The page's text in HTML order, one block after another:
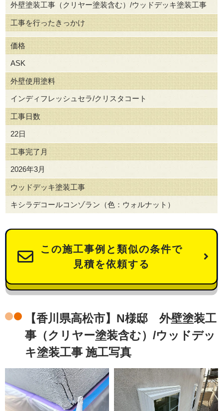
外壁塗装工事（クリヤー塗装含む）/ウッドデッキ塗装工事
工事を行ったきっかけ
価格
ASK
外壁使用塗料
インディフレッシュセラ/クリスタコート
工事日数
22日
工事完了月
2026年3月
ウッドデッキ塗装工事
キシラデコールコンゾラン（色：ウォルナット）
この施工事例と類似の条件で
見積を依頼する
【香川県高松市】N様邸 外壁塗装工
事（クリヤー塗装含む）/ウッドデッ
キ塗装工事 施工写真